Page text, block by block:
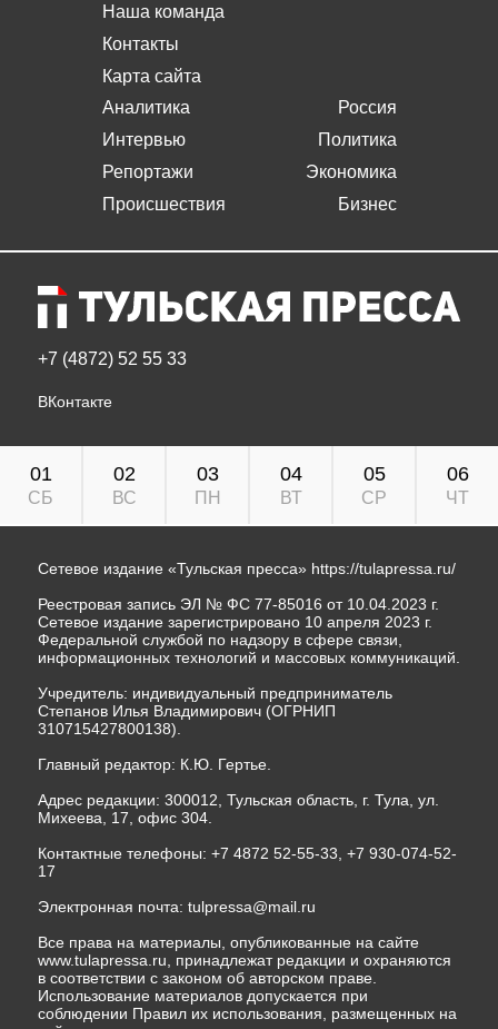
Наша команда
Контакты
Карта сайта
Аналитика
Интервью
Репортажи
Происшествия
Россия
Политика
Экономика
Бизнес
+7 (4872) 52 55 33
ВКонтакте
01
СБ
02
ВС
03
ПН
04
ВТ
05
СР
06
ЧТ
Сетевое издание «Тульская пресса» https://tulapressa.ru/
Реестровая запись ЭЛ № ФС 77-85016 от 10.04.2023 г.
Сетевое издание зарегистрировано 10 апреля 2023 г.
Федеральной службой по надзору в сфере связи,
информационных технологий и массовых коммуникаций.
Учредитель: индивидуальный предприниматель
Степанов Илья Владимирович (ОГРНИП
310715427800138).
Главный редактор: К.Ю. Гертье.
Адрес редакции: 300012, Тульская область, г. Тула, ул.
Михеева, 17, офис 304.
Контактные телефоны: +7 4872 52-55-33, +7 930-074-52-
17
Электронная почта: tulpressa@mail.ru
Все права на материалы, опубликованные на сайте
www.tulapressa.ru, принадлежат редакции и охраняются
в соответствии с законом об авторском праве.
Использование материалов допускается при
соблюдении Правил их использования, размещенных на